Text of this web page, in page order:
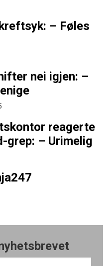
– Føles
nei igjen: –
reagerte
grep: – Urimelig